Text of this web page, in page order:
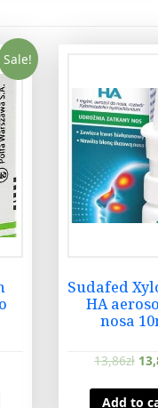
Sale!
Sudafed
HA
nosa
13,86zł
Add to